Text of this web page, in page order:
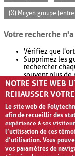
(X) Moyen groupe
Votre recherche
Vérifiez que
Supprimez les
rechercher
souvent plus de
Envisagez
retournera
NOTRE SITE WEB
REHAUSSER
Le site web de
afin de recueillir des
expérience à ses
l’utilisation de ces
d’utilisation. Vous
vos paramètres de